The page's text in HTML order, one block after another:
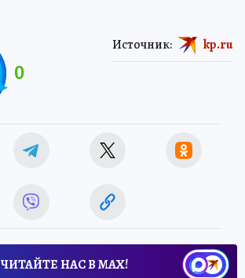
0
Источник: kp.ru
ЧИТАЙТЕ НАС В МАХ!